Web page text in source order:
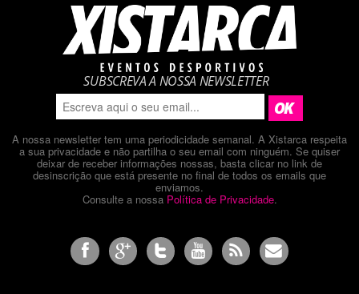
SUBSCREVA A NOSSA NEWSLETTER
A nossa newsletter tem uma periodicidade semanal. A Xistarca respeita
a sua privacidade e não partilha o seu email com ninguém. Se quiser
deixar de receber informações nossas, basta clicar no link de
desinscrição que está presente no final de todos os emails que
enviamos.
Consulte a nossa Política de Privacidade.